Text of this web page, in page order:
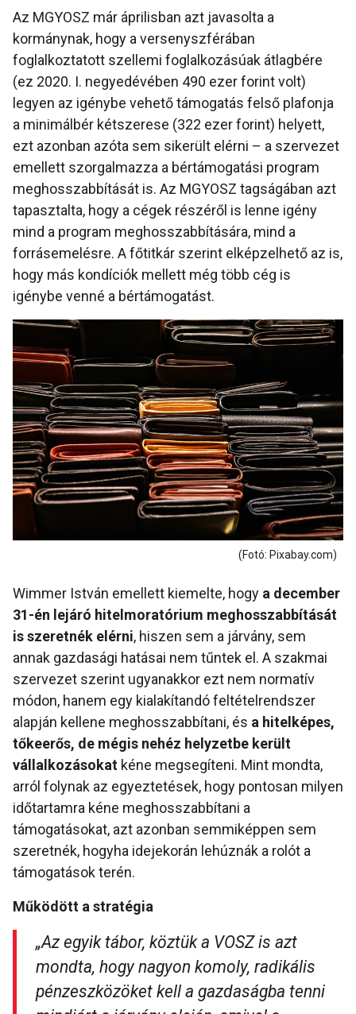
Az MGYOSZ már áprilisban azt javasolta a
kormánynak, hogy a versenyszférában
foglalkoztatott szellemi foglalkozásúak átlagbére
(ez 2020. I. negyedévében 490 ezer forint volt)
legyen az igénybe vehető támogatás felső plafonja
a minimálbér kétszerese (322 ezer forint) helyett,
ezt azonban azóta sem sikerült elérni – a szervezet
emellett szorgalmazza a bértámogatási program
meghosszabbítását is. Az MGYOSZ tagságában azt
tapasztalta, hogy a cégek részéről is lenne igény
mind a program meghosszabbítására, mind a
forrásemelésre. A főtitkár szerint elképzelhető az is,
hogy más kondíciók mellett még több cég is
igénybe venné a bértámogatást.
(Fotó: Pixabay.com)
Wimmer István emellett kiemelte, hogy a december
31-én lejáró hitelmoratórium meghosszabbítását
is szeretnék elérni, hiszen sem a járvány, sem
annak gazdasági hatásai nem tűntek el. A szakmai
szervezet szerint ugyanakkor ezt nem normatív
módon, hanem egy kialakítandó feltételrendszer
alapján kellene meghosszabbítani, és a hitelképes,
tőkeerős, de mégis nehéz helyzetbe került
vállalkozásokat kéne megsegíteni. Mint mondta,
arról folynak az egyeztetések, hogy pontosan milyen
időtartamra kéne meghosszabbítani a
támogatásokat, azt azonban semmiképpen sem
szeretnék, hogyha idejekorán lehúznák a rolót a
támogatások terén.
Működött a stratégia
„Az egyik tábor, köztük a VOSZ is azt
mondta, hogy nagyon komoly, radikális
pénzeszközöket kell a gazdaságba tenni